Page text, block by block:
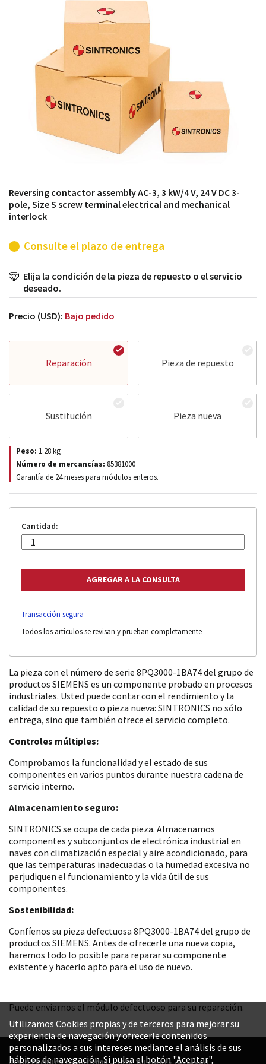
módulos antiguos a un alto nivel técnico o sustitución
de módulos descontinuados por módulos del propio
Reversing contactor assembly AC-3, 3 kW/4 V, 24 V DC 3-
pole, Size S screw terminal electrical and mechanical
interlock
Consulte el plazo de entrega
Elija la condición de la pieza de repuesto o el servicio
deseado.
Precio (USD): Bajo pedido
Reparación Pieza de repuesto
Sustitución Pieza nueva
Peso: 1.28kg
Número de mercancías: 85381000
Garantía de 24 meses para módulos enteros.
Cantidad:
Transacción segura
Todos los artículos se revisan y prueban completamente
La pieza con el número de serie 8PQ3000-1BA74 del grupo de
productos SIEMENS es un componente probado en procesos
industriales. Usted puede contar con el rendimiento y la
calidad de su repuesto o pieza nueva: SINTRONICS no sólo
entrega, sino que también ofrece el servicio completo.
Controles múltiples:
Comprobamos la funcionalidad y el estado de sus
componentes en varios puntos durante nuestra cadena de
servicio interno.
Almacenamiento seguro:
SINTRONICS se ocupa de cada pieza. Almacenamos
componentes y subconjuntos de electrónica industrial en
naves con climatización especial y aire acondicionado, para
que las temperaturas inadecuadas o la humedad excesiva no
perjudiquen el funcionamiento y la vida útil de sus
componentes.
Sostenibilidad:
Confíenos su pieza defectuosa 8PQ3000-1BA74 del grupo de
productos SIEMENS. Antes de ofrecerle una nueva copia,
haremos todo lo posible para reparar su componente
existente y hacerlo apto para el uso de nuevo.
Puede enviarnos el módulo defectuoso para su reparación.
Utilizamos Cookies propias y de terceros para mejorar su
experiencia de navegación y ofrecerle contenidos
personalizados a sus intereses mediante el análisis de sus
hábitos de navegación. Si pulsa el botón "Aceptar",